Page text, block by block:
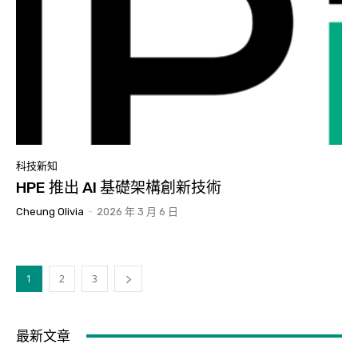
科技新知
HPE 推出 AI 基礎架構創新技術
Cheung Olivia - 2026 年 3 月 6 日
1 2 3
最新文章